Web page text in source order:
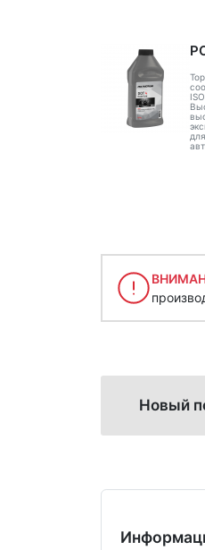
Новый